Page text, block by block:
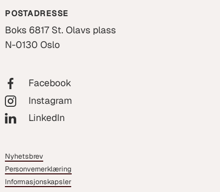
POSTADRESSE
Boks 6817 St. Olavs plass
N-0130 Oslo
Facebook
Instagram
LinkedIn
Nyhetsbrev
Personvernerklæring
Informasjonskapsler